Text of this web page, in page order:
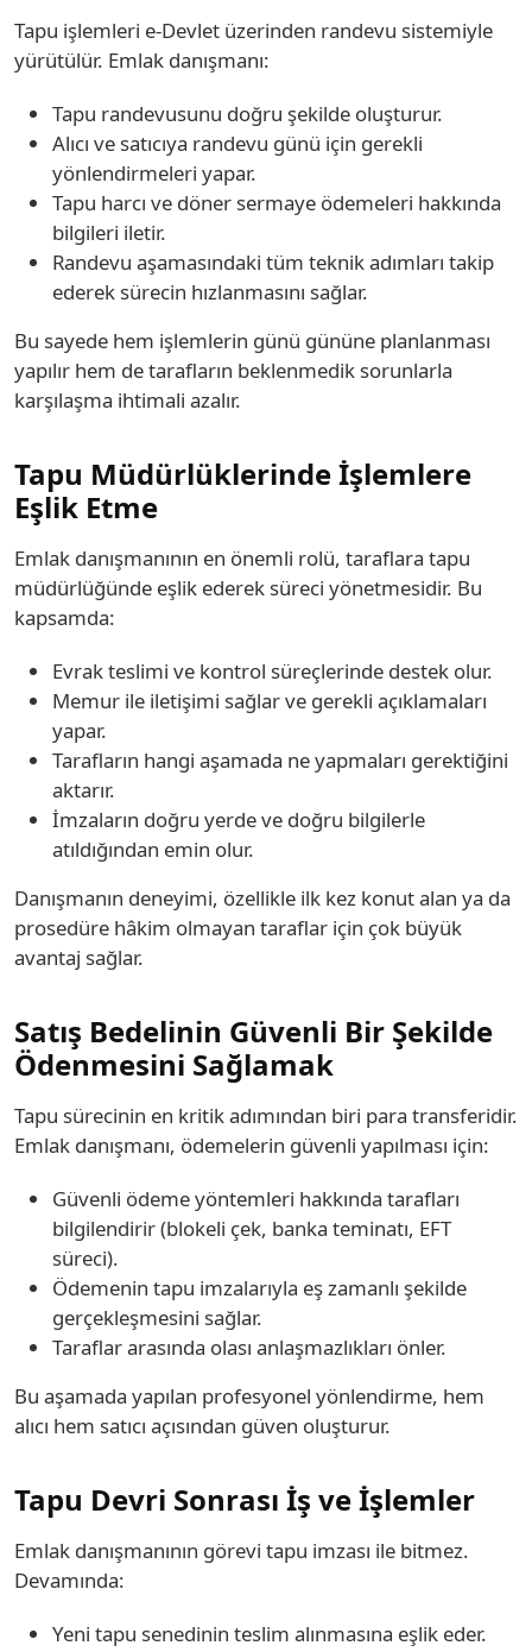
Tapu işlemleri e-Devlet üzerinden randevu sistemiyle
yürütülür. Emlak danışmanı:
Tapu randevusunu doğru şekilde oluşturur.
Alıcı ve satıcıya randevu günü için gerekli
yönlendirmeleri yapar.
Tapu harcı ve döner sermaye ödemeleri hakkında
bilgileri iletir.
Randevu aşamasındaki tüm teknik adımları takip
ederek sürecin hızlanmasını sağlar.
Bu sayede hem işlemlerin günü gününe planlanması
yapılır hem de tarafların beklenmedik sorunlarla
karşılaşma ihtimali azalır.
Tapu Müdürlüklerinde İşlemlere
Eşlik Etme
Emlak danışmanının en önemli rolü, taraflara tapu
müdürlüğünde eşlik ederek süreci yönetmesidir. Bu
kapsamda:
Evrak teslimi ve kontrol süreçlerinde destek olur.
Memur ile iletişimi sağlar ve gerekli açıklamaları
yapar.
Tarafların hangi aşamada ne yapmaları gerektiğini
aktarır.
İmzaların doğru yerde ve doğru bilgilerle
atıldığından emin olur.
Danışmanın deneyimi, özellikle ilk kez konut alan ya da
prosedüre hâkim olmayan taraflar için çok büyük
avantaj sağlar.
Satış Bedelinin Güvenli Bir Şekilde
Ödenmesini Sağlamak
Tapu sürecinin en kritik adımından biri para transferidir.
Emlak danışmanı, ödemelerin güvenli yapılması için:
Güvenli ödeme yöntemleri hakkında tarafları
bilgilendirir (blokeli çek, banka teminatı, EFT
süreci).
Ödemenin tapu imzalarıyla eş zamanlı şekilde
gerçekleşmesini sağlar.
Taraflar arasında olası anlaşmazlıkları önler.
Bu aşamada yapılan profesyonel yönlendirme, hem
alıcı hem satıcı açısından güven oluşturur.
Tapu Devri Sonrası İş ve İşlemler
Emlak danışmanının görevi tapu imzası ile bitmez.
Devamında:
Yeni tapu senedinin teslim alınmasına eşlik eder.